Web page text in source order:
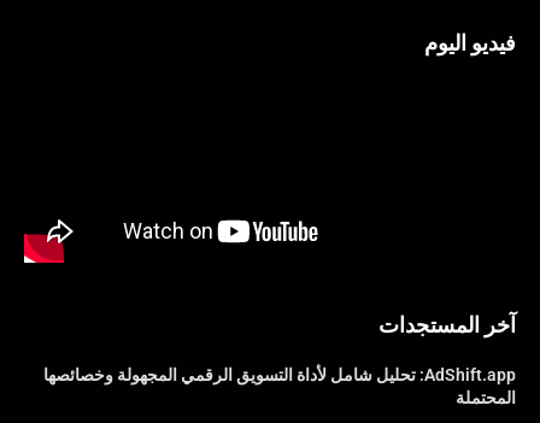
فيديو اليوم
آخر المستجدات
AdShift.app: تحليل شامل لأداة التسويق الرقمي المجهولة وخصائصها
المحتملة